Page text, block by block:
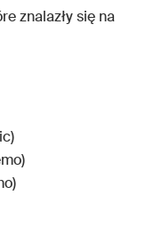
znalazły się na